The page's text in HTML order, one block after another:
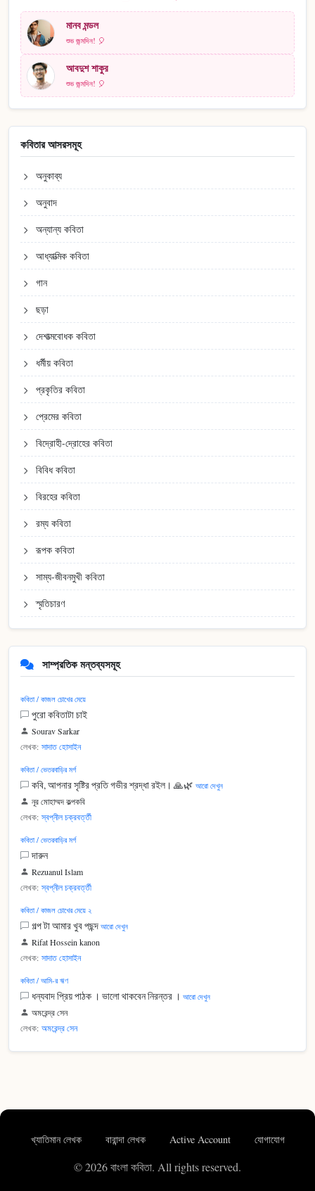
মানব মন্ডল
শুভ জন্মদিন! 🎈
আবদুশ শাকুর
শুভ জন্মদিন! 🎈
কবিতার আসরসমূহ
অনুকাব্য
অনুবাদ
অন্যান্য কবিতা
আধ্যাত্মিক কবিতা
গান
ছড়া
দেশাত্মবোধক কবিতা
ধর্মীয় কবিতা
প্রকৃতির কবিতা
প্রেমের কবিতা
বিদ্রোহী-দ্রোহের কবিতা
বিবিধ কবিতা
বিরহের কবিতা
রম্য কবিতা
রূপক কবিতা
সাম্য-জীবনমুখী কবিতা
স্মৃতিচারণ
সাম্প্রতিক মন্তব্যসমূহ
কবিতা / কাজল চোখের মেয়ে
পুরো কবিতাটা চাই
Sourav Sarkar
লেখক: সাদাত হোসাইন
কবিতা / ভেতরবাড়ির মর্গ
কবি, আপনার সৃষ্টির প্রতি গভীর শ্রদ্ধা রইল। 🙏🌿 আরো দেখুন
নূর মোহাম্মদ কল্পকবি
লেখক: স্বপ্নীল চক্রবর্ত্তী
কবিতা / ভেতরবাড়ির মর্গ
দারুন
Rezuanul Islam
লেখক: স্বপ্নীল চক্রবর্ত্তী
কবিতা / কাজল চোখের মেয়ে ২
গল্প টা আমার খুব পছন্দ আরো দেখুন
Rifat Hossein kanon
লেখক: সাদাত হোসাইন
কবিতা / আমি-র ঋণ
ধন্যবাদ প্রিয় পাঠক । ভালো থাকবেন নিরন্তর । আরো দেখুন
অমরেন্দ্র সেন
লেখক: অমরেন্দ্র সেন
খ্যাতিমান লেখক বারান্দা লেখক Active Account যোগাযোগ
© 2026 বাংলা কবিতা. All rights reserved.